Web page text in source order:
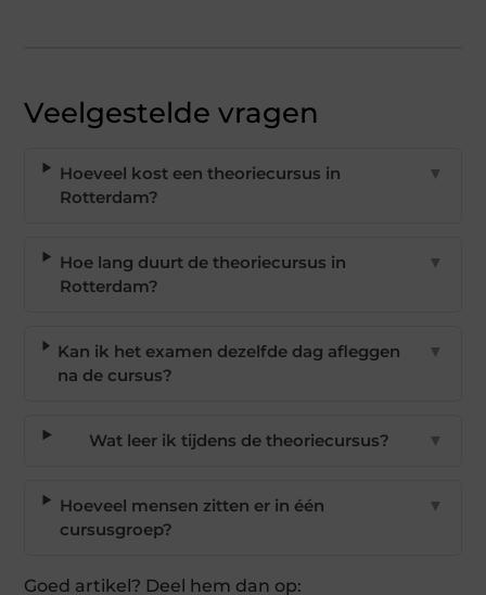
Veelgestelde vragen
Hoeveel kost een theoriecursus in
Rotterdam?
▼
Hoe lang duurt de theoriecursus in
Rotterdam?
▼
Kan ik het examen dezelfde dag afleggen
na de cursus?
▼
Wat leer ik tijdens de theoriecursus? ▼
Hoeveel mensen zitten er in één
cursusgroep?
▼
Goed artikel? Deel hem dan op: